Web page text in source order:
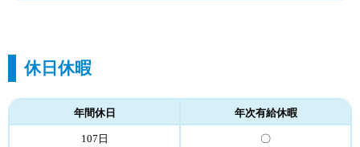
休日休暇
年間休日 年次有給休暇
107日 〇